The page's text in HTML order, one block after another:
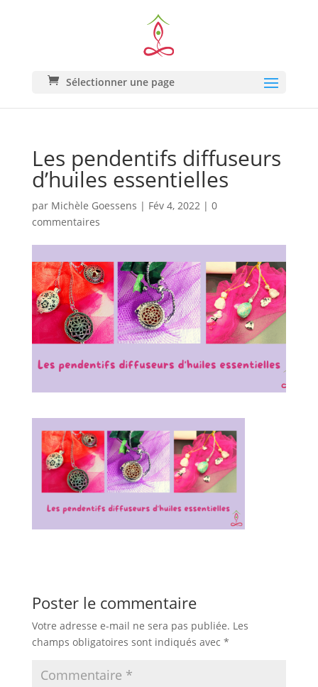
Sélectionner une page
Les pendentifs diffuseurs
d’huiles essentielles
par Michèle Goessens | Fév 4, 2022| 0
commentaires
Poster le commentaire
Votre adresse e-mail ne sera pas publiée. Les
champs obligatoires sont indiqués avec *